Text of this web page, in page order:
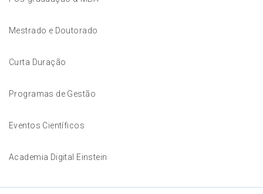
Mestrado e Doutorado
Curta Duração
Programas de Gestão
Eventos Científicos
Academia Digital Einstein